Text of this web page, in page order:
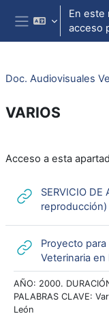
Salta al contenido
Panel lateral
En este
acceso
Doc. Audiovisuales
VARIOS
Acceso a esta
SERVICIO
reproducción)
Proyecto
Veterinaria
AÑO: 2000.
PALABRAS CLAVE:
León